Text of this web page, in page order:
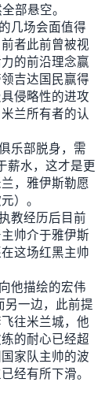
部悬空。
几场会面值得
者此前曾被视
的前沿理念赢
吉达国民赢得
侵略性的进攻
兰所有者的认
乐部脱身，需
薪水，这才是更
，雅伊斯勒愿
）。
教经历后目前
帅介于雅伊斯
这场红黑主帅
他描绘的宏伟
另一边，此前提
往米兰城，他
的耐心已经超
家队主帅的波
经有所下滑。